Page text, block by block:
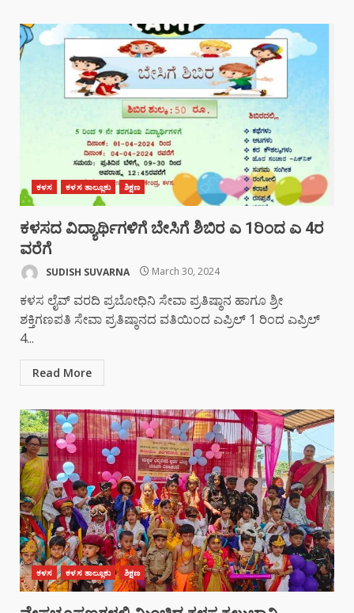
ಕಳಸ ಕಳಸ ತಾಲ್ಲೂಕು ಶಿಕ್ಷಣ
ಕಳಸದ ವಿದ್ಯಾರ್ಥಿಗಳಿಗೆ ಬೇಸಿಗೆ ಶಿಬಿರ ಎ 1ರಿಂದ ಎ 4ರ
ವರೆಗೆ
SUDISH SUVARNA March 30, 2024
ಕಳಸ ಲೈವ್ ವರದಿ ಪ್ರಬೋಧಿನಿ ಸೇವಾ ಪ್ರತಿಷ್ಠಾನ ಹಾಗೂ ಶ್ರೀ
ಶಕ್ತಿಗಣಪತಿ ಸೇವಾ ಪ್ರತಿಷ್ಠಾನದ ವತಿಯಿಂದ ಎಪ್ರಿಲ್ 1 ರಿಂದ ಎಪ್ರಿಲ್
4...
Read More
ಕಳಸ ಕಳಸ ತಾಲ್ಲೂಕು ಶಿಕ್ಷಣ